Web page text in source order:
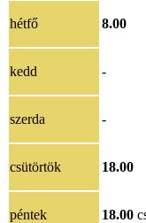
hétfő 8.00
kedd -
szerda -
csütörtök 18.00
péntek 18.00